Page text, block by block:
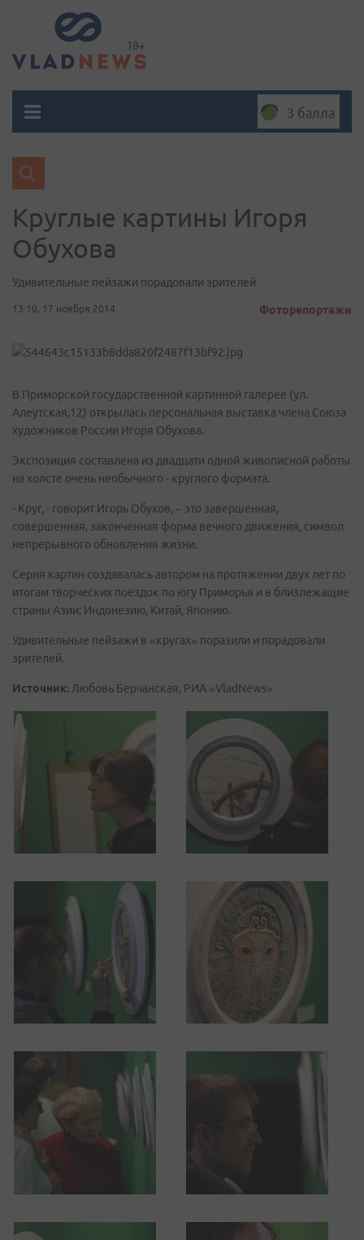
3 балла
Круглые картины Игоря
Обухова
Удивительные пейзажи порадовали зрителей
13:10, 17 ноября 2014 Фоторепортажи
В Приморской государственной картинной галерее (ул.
Алеутская,12) открылась персональная выставка члена Союза
художников России Игоря Обухова.
Экспозиция составлена из двадцати одной живописной работы
на холсте очень необычного - круглого формата.
- Круг, - говорит Игорь Обухов, – это завершенная,
совершенная, законченная форма вечного движения, символ
непрерывного обновления жизни.
Серия картин создавалась автором на протяжении двух лет по
итогам творческих поездок по югу Приморья и в близлежащие
страны Азии: Индонезию, Китай, Японию.
Удивительные пейзажи в «кругах» поразили и порадовали
зрителей.
Источник: Любовь Берчанская, РИА «VladNews»